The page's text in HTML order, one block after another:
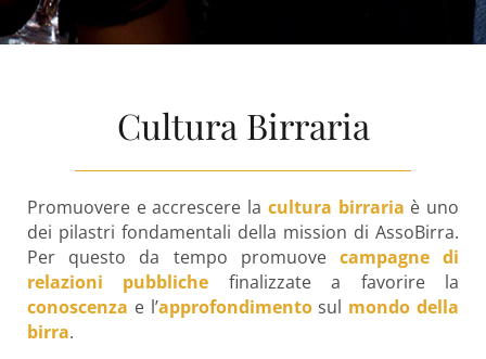
Cultura Birraria
Promuovere e accrescere la cultura birraria è uno
dei pilastri fondamentali della mission di AssoBirra.
Per questo da tempo promuove campagne di
relazioni pubbliche finalizzate a favorire la
conoscenza e l’approfondimentosul mondo della
birra.